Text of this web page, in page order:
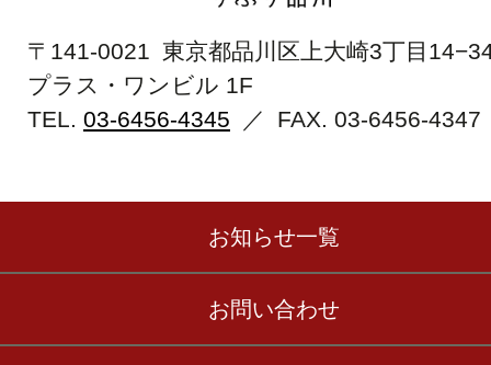
〒141-0021 東京都品川区上大崎3丁目
プラス・ワンビル 1F
TEL. 03-6456-4345 ／ FAX. 03-6456-4347
お知らせ一覧
お問い合わせ